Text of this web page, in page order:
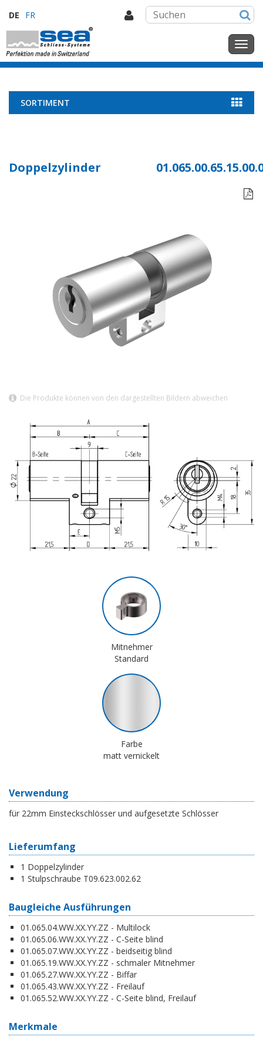
DE FR
SORTIMENT
Doppelzylinder

Die Produkte können von den dargestellten Bildern abweichen
Mitnehmer
Standard
Farbe
matt vernickelt
Verwendung
für 22mm Einsteckschlösser und aufgesetzte Schlösser
Lieferumfang
1 Doppelzylinder
1 Stulpschraube T09.623.002.62
Baugleiche Ausführungen
01.065.04.WW.XX.YY.ZZ - Multilock
01.065.06.WW.XX.YY.ZZ - C-Seite blind
01.065.07.WW.XX.YY.ZZ - beidseitig blind
01.065.19.WW.XX.YY.ZZ - schmaler Mitnehmer
01.065.27.WW.XX.YY.ZZ - Biffar
01.065.43.WW.XX.YY.ZZ - Freilauf
01.065.52.WW.XX.YY.ZZ - C-Seite blind, Freilauf
Merkmale